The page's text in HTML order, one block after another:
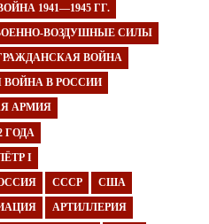
1941—1945 ГГ.
ВОЗДУШНЫЕ СИЛЫ
ВОЙНА
В РОССИИ
АРМИЯ
ГОДА
I
СССР США
АРТИЛЛЕРИЯ